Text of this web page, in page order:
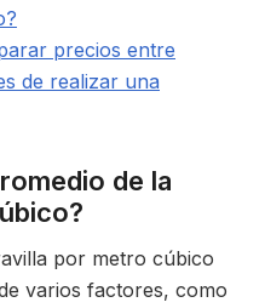
precios entre
de realizar una
de la
por metro cúbico
varios factores, como